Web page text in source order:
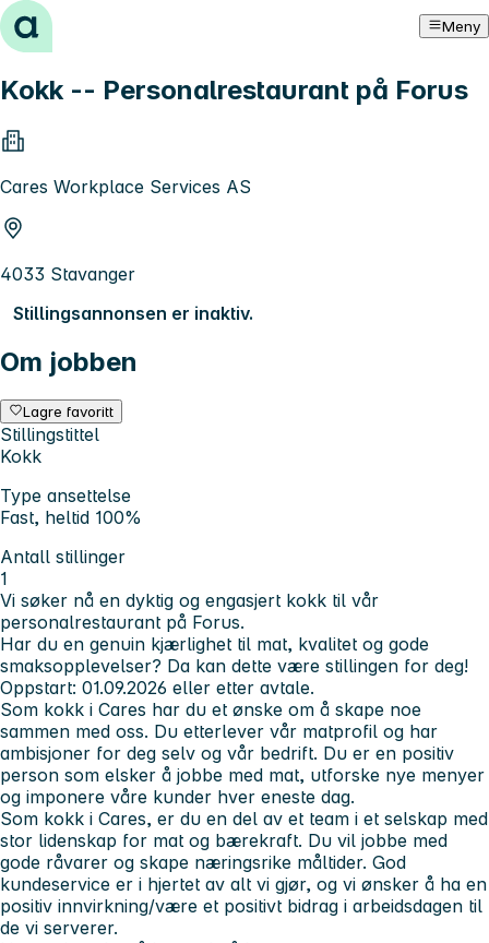
Hopp til innhold Meny
Kokk -- Personalrestaurant på Forus
Cares Workplace Services AS
4033 Stavanger
Stillingsannonsen er inaktiv.
Om jobben
Lagre favoritt
Stillingstittel
Kokk
Type ansettelse
Fast, heltid 100%
Antall stillinger
1
Vi søker nå en dyktig og engasjert kokk til vår
personalrestaurant på Forus.
Har du en genuin kjærlighet til mat, kvalitet og gode
smaksopplevelser? Da kan dette være stillingen for deg!
Oppstart: 01.09.2026 eller etter avtale.
Som kokk i Cares har du et ønske om å skape noe
sammen med oss. Du etterlever vår matprofil og har
ambisjoner for deg selv og vår bedrift. Du er en positiv
person som elsker å jobbe med mat, utforske nye menyer
og imponere våre kunder hver eneste dag.
Som kokk i Cares, er du en del av et team i et selskap med
stor lidenskap for mat og bærekraft. Du vil jobbe med
gode råvarer og skape næringsrike måltider. God
kundeservice er i hjertet av alt vi gjør, og vi ønsker å ha en
positiv innvirkning/være et positivt bidrag i arbeidsdagen til
de vi serverer.